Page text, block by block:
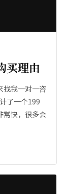
买理由
找我一对一咨
了一个199
常快，很多会